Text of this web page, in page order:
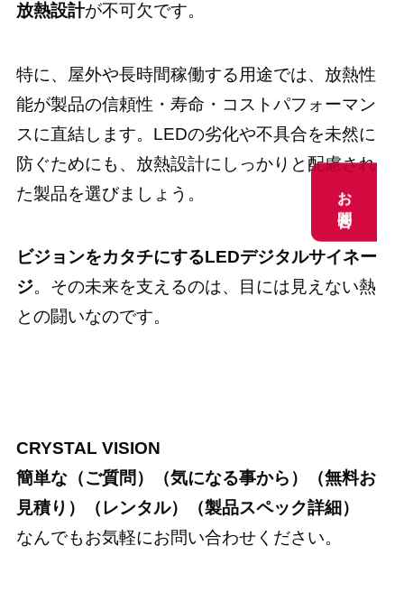
放熱設計が不可欠です。
特に、屋外や長時間稼働する用途では、放熱性
能が製品の信頼性・寿命・コストパフォーマン
スに直結します。LEDの劣化や不具合を未然に
防ぐためにも、放熱設計にしっかりと配慮され
た製品を選びましょう。
ビジョンをカタチにするLEDデジタルサイネー
ジ。その未来を支えるのは、目には見えない熱
との闘いなのです。
CRYSTAL VISION
簡単な（ご質問）（気になる事から）（無料お
見積り）（レンタル）（製品スペック詳細）
なんでもお気軽にお問い合わせください。
お問合せ
お問合せ